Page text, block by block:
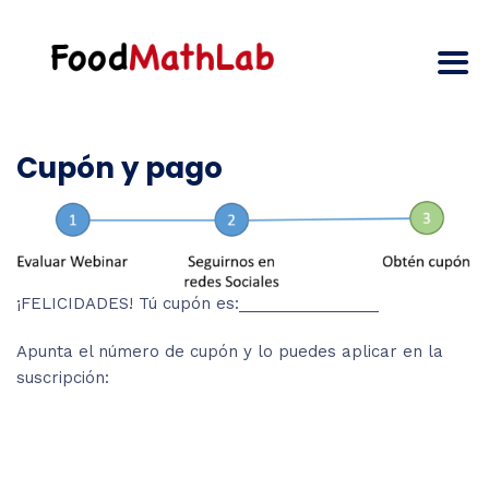
Cupón y pago
¡FELICIDADES! Tú cupón es:________________
Apunta el número de cupón y lo puedes aplicar en la
suscripción: